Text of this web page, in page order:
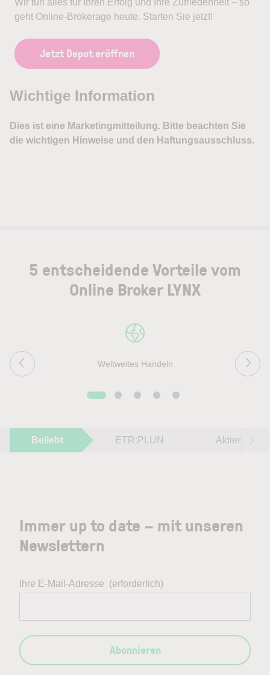
geht Online-Brokerage heute. Starten Sie jetzt!
Jetzt Depot eröffnen
5 entscheidende Vorteile vom
Online Broker LYNX
Weltweites Handeln
Beliebt ETR:PLUN Aktien im
Immer up to date – mit unseren
Newslettern
Ihre E-Mail-Adresse (erforderlich)
Abonnieren